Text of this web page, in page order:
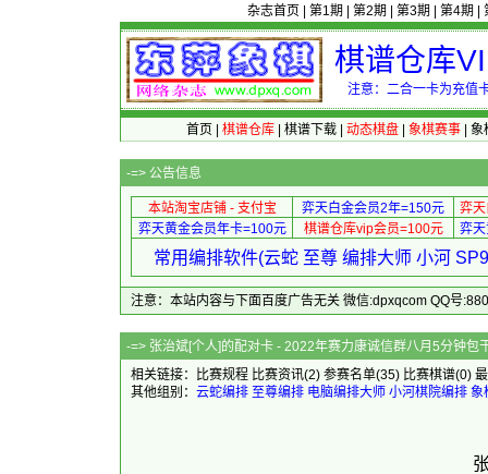
杂志首页 第1期 第2期 第3期 第4期
棋谱仓库
注意：二合一卡为充值
首页 棋谱仓库| 棋谱下载| 动态棋盘| 象棋赛事| 象
-=> 公告信息
本站淘宝店铺 - 支付宝 弈天白金会员2年=150元
弈
弈天黄金会员年卡=100元
棋谱仓库vip会员=100元 弈
常用编排软件(云蛇 至尊 编排大师 小河
注意：本站内容与下面百度广告无关 微信:dpxqcom QQ号
-=> 张治斌[个人]的配对卡 - 2022年赛力康
相关链接：
比赛规程 比赛资讯(2) 参赛名单(35) 比赛棋谱(0)
其他组别： 云蛇编排 至尊编排 电脑编排大师 小河棋院编排 象